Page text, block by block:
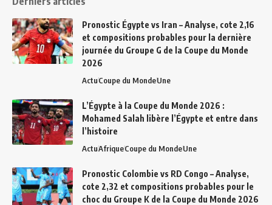
Pronostic Égypte vs Iran – Analyse, cote 2,16
et compositions probables pour la dernière
journée du Groupe G de la Coupe du Monde
2026
ActuCoupe du MondeUne
L’Égypte à la Coupe du Monde 2026 :
Mohamed Salah libère l’Égypte et entre dans
l’histoire
ActuAfriqueCoupe du MondeUne
Pronostic Colombie vs RD Congo – Analyse,
cote 2,32 et compositions probables pour le
choc du Groupe K de la Coupe du Monde 2026